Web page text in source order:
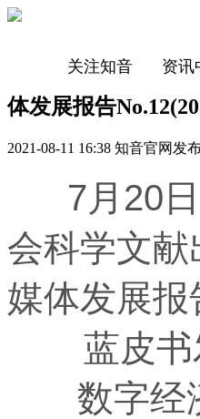
关注知音 资讯
体发展报告
2021-08-11 16:38 知音官网发
7月20日
会科学文
媒体发展
蓝皮书发
数字经济